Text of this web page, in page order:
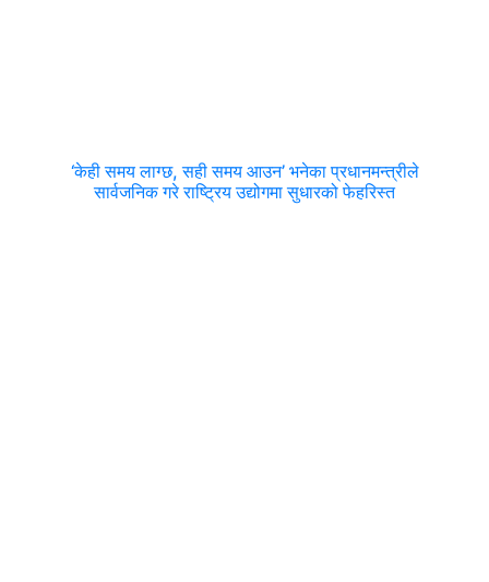
‘केही समय लाग्छ, सही समय आउन’ भनेका प्रधानमन्त्रीले
सार्वजनिक गरे राष्ट्रिय उद्योगमा सुधारको फेहरिस्त